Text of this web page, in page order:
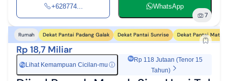
+628774... WhatsApp
7
Rumah Dekat Pantai Padang Galak Dekat Pantai Sunrise Dekat Pantai
Rp 18,7 Miliar
Rp Lihat Kemampuan Cicilan-mu ⓘ
Rp 118 Jutaan (Tenor 15
Tahun)